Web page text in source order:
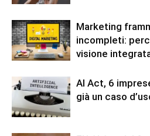
Marketing
incompleti:
visione
AI Act, 6
già un caso